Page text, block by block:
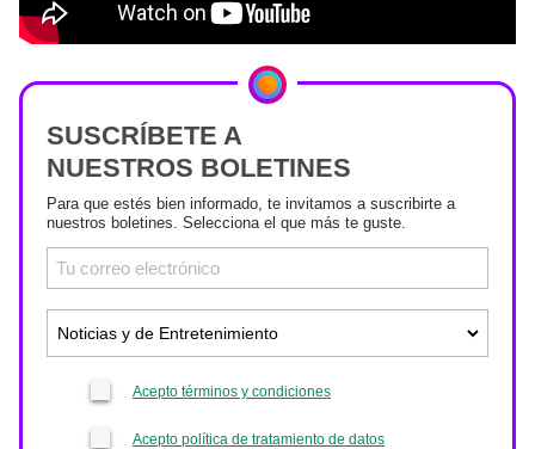
SUSCRÍBETE A
NUESTROS BOLETINES
Para que estés bien informado, te invitamos a suscribirte a
nuestros boletines. Selecciona el que más te guste.
Acepto términos y condiciones
Acepto política de tratamiento de datos